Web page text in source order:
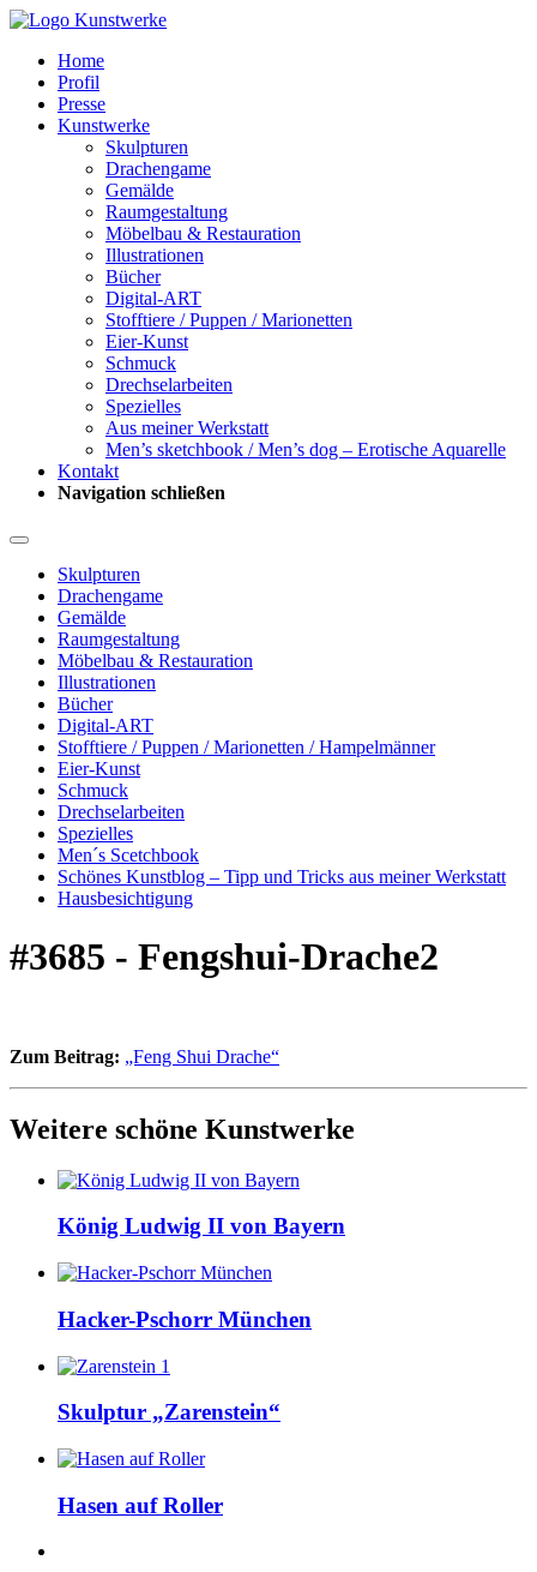
Home
Profil
Presse
Kunstwerke
Skulpturen
Drachengame
Gemälde
Raumgestaltung
Möbelbau & Restauration
Illustrationen
Bücher
Digital-ART
Stofftiere / Puppen / Marionetten
Eier-Kunst
Schmuck
Drechselarbeiten
Spezielles
Aus meiner Werkstatt
Men’s sketchbook / Men’s dog – Erotische Aquarelle
Kontakt
Navigation schließen
Skulpturen
Drachengame
Gemälde
Raumgestaltung
Möbelbau & Restauration
Illustrationen
Bücher
Digital-ART
Stofftiere / Puppen / Marionetten / Hampelmänner
Eier-Kunst
Schmuck
Drechselarbeiten
Spezielles
Men´s Scetchbook
Schönes Kunstblog – Tipp und Tricks aus meiner Werkstatt
Hausbesichtigung
#3685 - Fengshui-Drache2
Zum Beitrag: „Feng Shui Drache“
Weitere schöne Kunstwerke
König Ludwig II von Bayern
Hacker-Pschorr München
Skulptur „Zarenstein“
Hasen auf Roller